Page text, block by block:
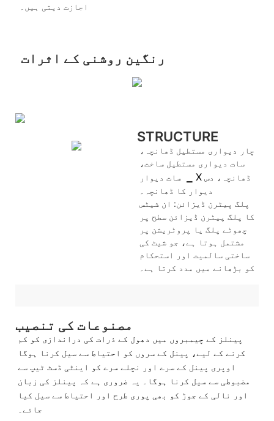
اجازت دیتی ہیں۔
رنگین روشنی کے اثرات
STRUCTURE
چار دیواری مستطیل ڈھانچہ،
سات دیواری مستطیل ساخت،
▁ X ڈھانچہ، دس
دیوار کا ڈھانچہ۔
پلگ پیٹرن ڈیزائن: ان شیٹس
کا پلگ پیٹرن ڈیزائن سطح پر
چھوٹے پلگ یا پروٹریشن پر
مشتمل ہوتا ہے، جو شیٹ کی
ساختی سالمیت اور استحکام
کو بڑھانے میں مدد کرتا ہے۔
مصنوعات کی تنصیب
پینلز کے چیمبروں میں دھول کے ذرات کی دراندازی کو کم
کرنے کے لیے، پینل کے سروں کو احتیاط سے سیل کرنا ہوگا
اوپری پینل کے سرے اور نچلے سرے کو اینٹی ڈسٹ ٹیپ سے
مضبوطی سے سیل کرنا ہوگا۔ یہ ضروری ہے کہ پینلز کی زبان
اور نالی کے جوڑ کو بھی پوری طرح اور احتیاط سے سیل کیا
جائے۔